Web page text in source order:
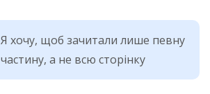
Я хочу, щоб зачитали лише певну
частину, а не всю сторінку